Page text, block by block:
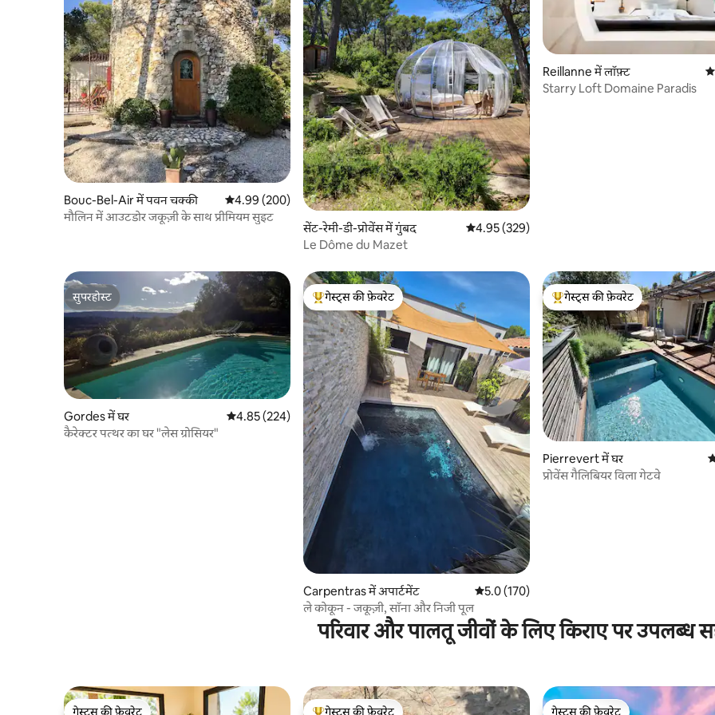
Bouc-Bel-Air में पवन चक्की औसत रेटिंग 5 में से 4.99, 200 समीक्षाएँ
4.99 (200)
मौलिन में आउटडोर जकूज़ी के साथ प्रीमियम सुइट
सेंट-रेमी-डी-प्रोवेंस में गुंबद औसत रेटिंग 5 में से 4.95, 329 समीक्षाएँ
4.95 (329)
Le Dôme du Mazet
Reillanne में लॉफ़्ट
Starry Loft Domaine Paradis
सुपरहोस्ट
सुपरहोस्ट
Gordes में घर औसत रेटिंग 5 में से 4.85, 224 समीक्षाएँ
4.85 (224)
कैरेक्टर पत्थर का घर "लेस ग्रोसियर"
गेस्ट्स का टॉप फ़ेवरेट
गेस्ट्स की फ़ेवरेट
Carpentras में अपार्टमेंट औसत रेटिंग 5 में से 5.0, 170 समीक्षाएँ
5.0 (170)
ले कोकून - जकूज़ी, सॉना और निजी पूल
गेस्ट्स का टॉप फ़ेवरेट
गेस्ट्स की फ़ेवरेट
Pierrevert में घर
प्रोवेंस गैलिबियर विला गेटवे
परिवार और पालतू जीवों के लिए किराए पर उपलब्ध
गेस्ट्स की फ़ेवरेट गेस्ट्स की फ़ेवरेट गेस्ट्स की फ़ेवरेट